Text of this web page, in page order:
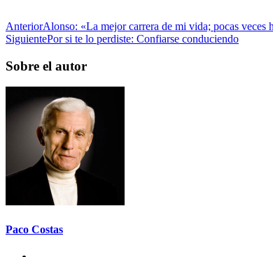
AnteriorAlonso: «La mejor carrera de mi vida; pocas veces
SiguientePor si te lo perdiste: Confiarse conduciendo
Sobre el autor
Paco Costas